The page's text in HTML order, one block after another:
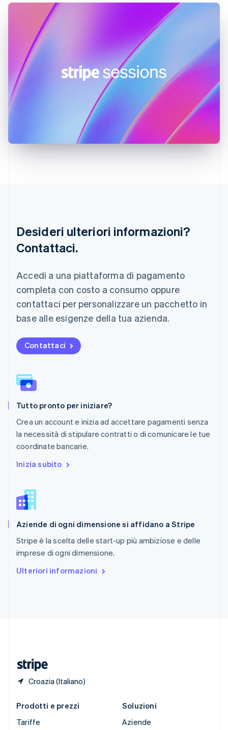
Desideri ulteriori informazioni?
Contattaci.
Accedi a una piattaforma di pagamento
completa con costo a consumo oppure
contattaci per personalizzare un pacchetto in
base alle esigenze della tua azienda.
Contattaci
Tutto pronto per iniziare?
Crea un account e inizia ad accettare pagamenti senza
la necessità di stipulare contratti o di comunicare le tue
coordinate bancarie.
Inizia subito
Aziende di ogni dimensione si affidano a Stripe
Stripe è la scelta delle start-up più ambiziose e delle
imprese di ogni dimensione.
Ulteriori informazioni
Croazia (Italiano)
Germania
Deutsch
Giappone
日本語
Gibilterra
English
Malaysia
English简体中文
Malta
Messico
Español
Norvegia
English
Nuova Zelanda
Paesi Bassi
NederlandsEnglish
Polonia
Portogallo
Português
English简体中文
Regno Unito
Repubblica Ceca
English
Romania
English
Slovacchia
Slovenia
Spagna
Español English
EnglishEspañol简体中文
Prodotti e prezzi
Tariffe
Soluzioni
Aziende